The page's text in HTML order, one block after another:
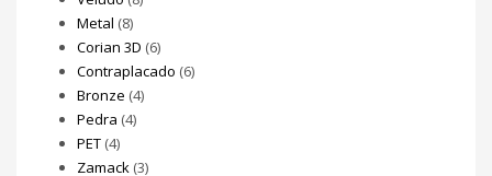
Metal (8)
Corian 3D (6)
Contraplacado (6)
Bronze (4)
Pedra (4)
PET (4)
Zamack (3)